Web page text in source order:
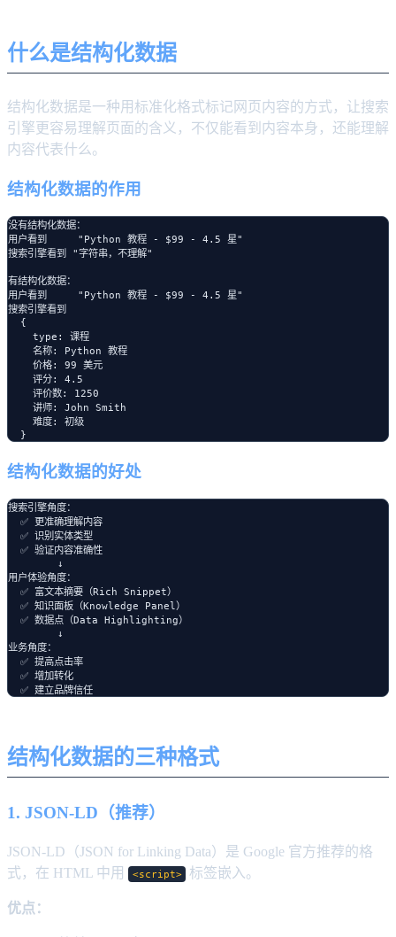
什么是结构化数据
结构化数据是一种用标准化格式标记网页内容的方式，让搜索
引擎更容易理解页面的含义，不仅能看到内容本身，还能理解
内容代表什么。
结构化数据的作用
没有结构化数据：
用户看到     "Python 教程 - $99 - 4.5 星"
搜索引擎看到 "字符串，不理解"
有结构化数据：
用户看到     "Python 教程 - $99 - 4.5 星"
搜索引擎看到
  {
    type: 课程
    名称: Python 教程
    价格: 99 美元
    评分: 4.5
    评价数: 1250
    讲师: John Smith
    难度: 初级
结构化数据的好处
搜索引擎角度：
  ✅ 更准确理解内容
  ✅ 识别实体类型
  ✅ 验证内容准确性
        ↓
用户体验角度：
  ✅ 富文本摘要（Rich Snippet）
  ✅ 知识面板（Knowledge Panel）
  ✅ 数据点（Data Highlighting）
        ↓
业务角度：
  ✅ 提高点击率
  ✅ 增加转化
结构化数据的三种格式
1. JSON-LD（推荐）
JSON-LD（JSON for Linking Data）是 Google 官方推荐的格
式，在 HTML 中用
<script> 标签嵌入。
优点：